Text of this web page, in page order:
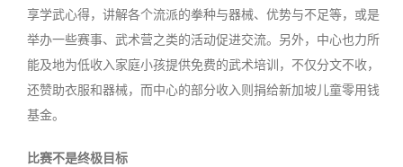
享学武心得，讲解各个流派的拳种与器械、优势与不足等，或是
举办一些赛事、武术营之类的活动促进交流。另外，中心也力所
能及地为低收入家庭小孩提供免费的武术培训，不仅分文不收，
还赞助衣服和器械，而中心的部分收入则捐给新加坡儿童零用钱
基金。
比赛不是终极目标